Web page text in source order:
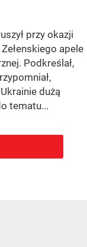
przy okazji
apele
Podkreślał,
dużą
tematu...